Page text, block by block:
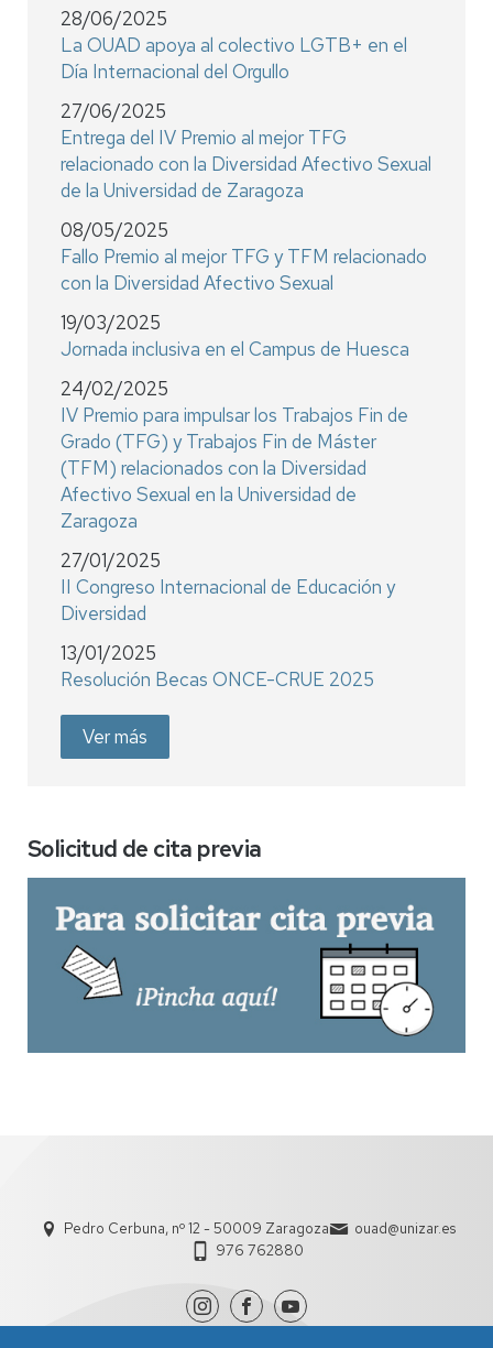
28/06/2025
La OUAD apoya al colectivo LGTB+ en el
Día Internacional del Orgullo
27/06/2025
Entrega del IV Premio al mejor TFG
relacionado con la Diversidad Afectivo Sexual
de la Universidad de Zaragoza
08/05/2025
Fallo Premio al mejor TFG y TFM relacionado
con la Diversidad Afectivo Sexual
19/03/2025
Jornada inclusiva en el Campus de Huesca
24/02/2025
IV Premio para impulsar los Trabajos Fin de
Grado (TFG) y Trabajos Fin de Máster
(TFM) relacionados con la Diversidad
Afectivo Sexual en la Universidad de
Zaragoza
27/01/2025
II Congreso Internacional de Educación y
Diversidad
13/01/2025
Resolución Becas ONCE-CRUE 2025
Ver más
Solicitud de cita previa
Pedro Cerbuna, nº 12 - 50009 Zaragoza
ouad@unizar.es
976 762880